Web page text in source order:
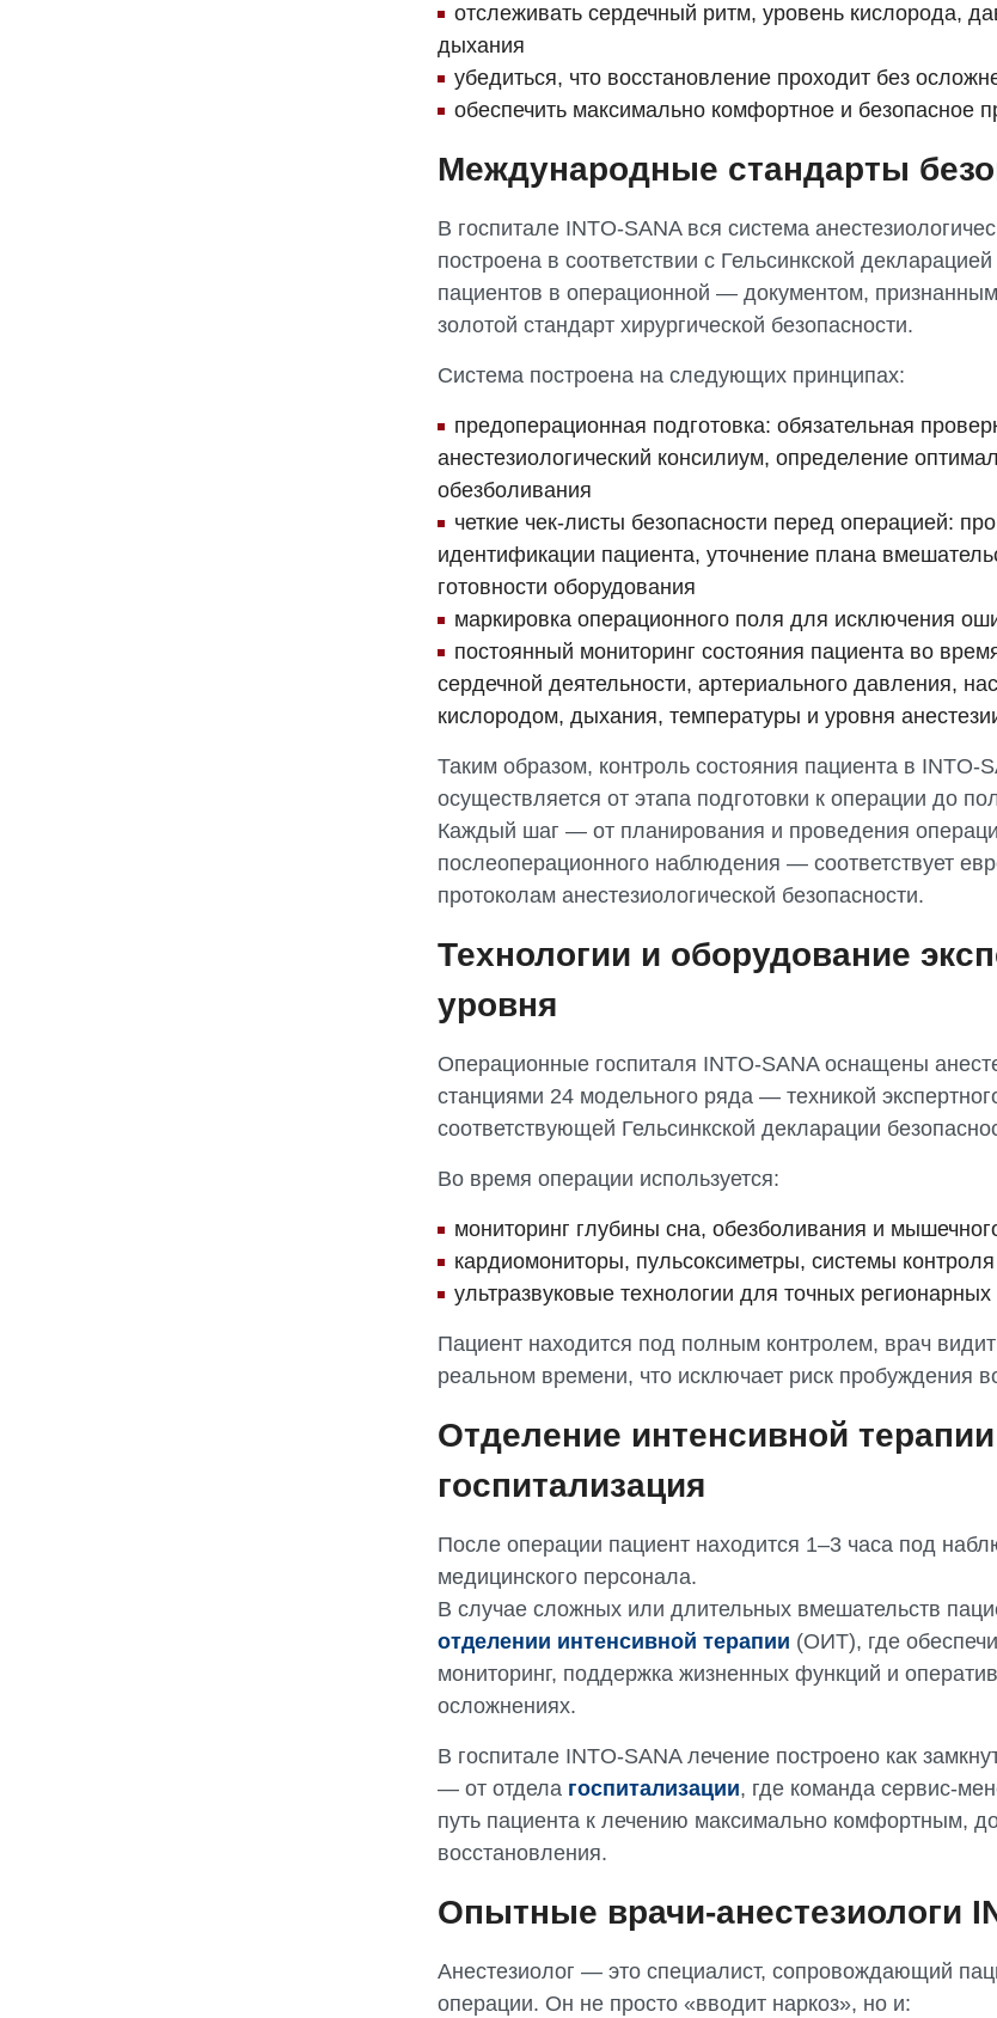
отслеживать сердечный ритм, уровень кислорода,
дыхания
убедиться, что восстановление проходит без
обеспечить максимально комфортное и безопасное
Международные стандарты
В госпитале INTO-SANA вся система
построена в соответствии с Гельсинкской
пациентов в операционной — документом,
золотой стандарт хирургической безопасности.
Система построена на следующих принципах:
предоперационная подготовка: обязательная
анестезиологический консилиум, определение
обезболивания
четкие чек-листы безопасности перед операцией:
идентификации пациента, уточнение плана
готовности оборудования
маркировка операционного поля для исключения
постоянный мониторинг состояния пациента во
сердечной деятельности, артериального давления,
кислородом, дыхания, температуры и уровня
Таким образом, контроль состояния пациента в INTO-
осуществляется от этапа подготовки к операции до
Каждый шаг — от планирования и проведения
послеоперационного наблюдения — соответствует
протоколам анестезиологической безопасности.
Технологии и оборудование
уровня
Операционные госпиталя INTO-SANA оснащены
станциями 24 модельного ряда — техникой
соответствующей Гельсинкской декларации
Во время операции используется:
мониторинг глубины сна, обезболивания и
кардиомониторы, пульсоксиметры, системы
ультразвуковые технологии для точных
Пациент находится под полным контролем, врач видит
реальном времени, что исключает риск пробуждения
Отделение интенсивной
госпитализация
После операции пациент находится 1–3 часа под
медицинского персонала.
В случае сложных или длительных вмешательств
отделении интенсивной терапии (ОИТ), где
мониторинг, поддержка жизненных функций и
осложнениях.
В госпитале INTO-SANA лечение построено как
— от отдела госпитализации, где команда сервис-
путь пациента к лечению максимально комфортным,
восстановления.
Опытные врачи-анестезиологи
Анестезиолог — это специалист, сопровождающий
операции. Он не просто «вводит наркоз», но и: